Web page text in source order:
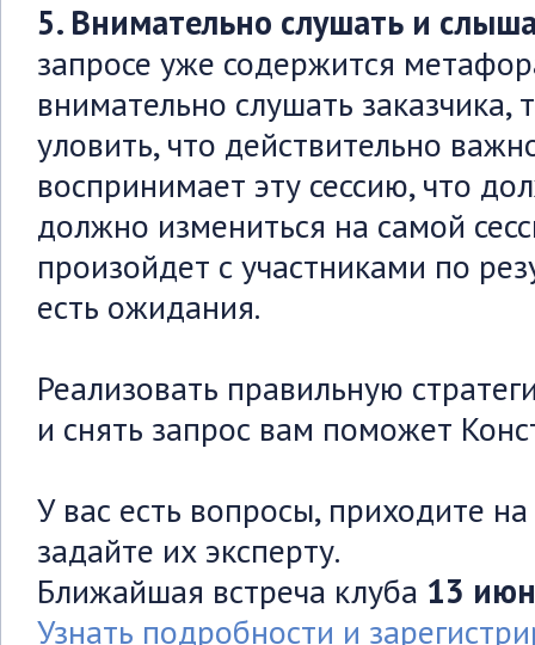
5. Внимательно слушать и
запросе уже содержится
внимательно слушать
уловить, что действительно
воспринимает эту сессию, что
должно измениться на самой
произойдет с участниками по
есть ожидания.
Реализовать правильную
и снять запрос вам поможет
У вас есть вопросы, приходите на
задайте их эксперту.
Ближайшая встреча клуба 13
Узнать подробности и